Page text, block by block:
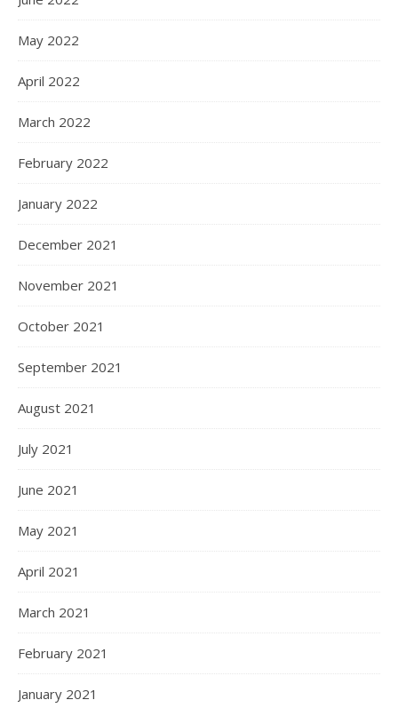
May 2022
April 2022
March 2022
February 2022
January 2022
December 2021
November 2021
October 2021
September 2021
August 2021
July 2021
June 2021
May 2021
April 2021
March 2021
February 2021
January 2021